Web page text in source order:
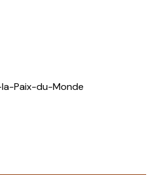
Paix-du-Monde